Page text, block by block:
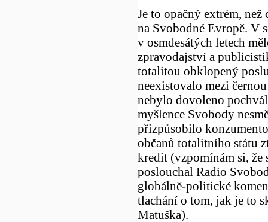
Je to opačný extrém,
na Svobodné Evropě. V
v osmdesátých letech
zpravodajství a
totalitou obklopený
neexistovalo mezi
nebylo dovoleno
myšlence Svobody
přizpůsobilo
občanů totalitního státu
kredit (vzpomínám si, že
poslouchal Radio
globálně-politické
tlachání o tom, jak je to
Matuška).